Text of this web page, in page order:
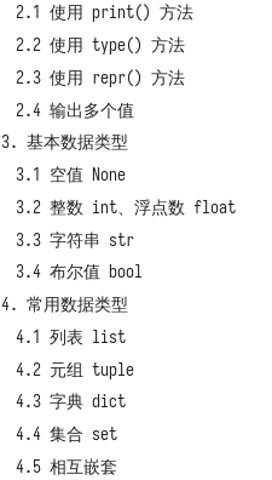
2.1 使用 print() 方法
2.2 使用 type() 方法
2.3 使用 repr() 方法
2.4 输出多个值
3. 基本数据类型
3.1 空值 None
3.2 整数 int、浮点数 float
3.3 字符串 str
3.4 布尔值 bool
4. 常用数据类型
4.1 列表 list
4.2 元组 tuple
4.3 字典 dict
4.4 集合 set
4.5 相互嵌套